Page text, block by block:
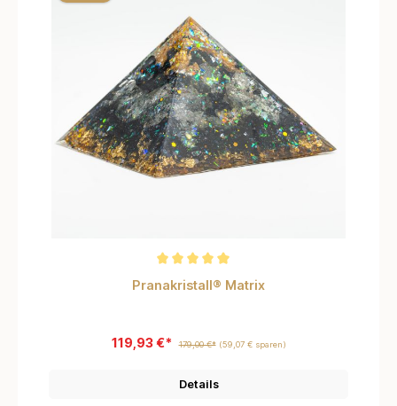
Durchschnittliche Bewertung von 5 von 5 Sternen
Pranakristall® Matrix
119,93 €* 179,00 €* (59,07 € sparen)
Details